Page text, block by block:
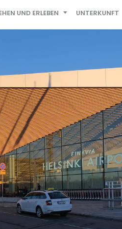
UND ERLEBEN UNTERKUNFT